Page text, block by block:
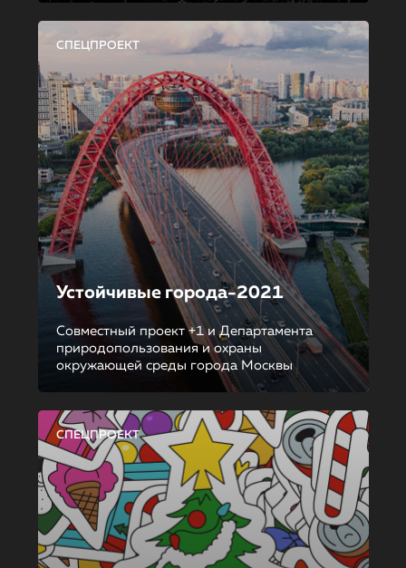
СПЕЦПРОЕКТ
Устойчивые города-2021
Совместный проект +1 и Департамента
природопользования и охраны
окружающей среды города Москвы
СПЕЦПРОЕКТ